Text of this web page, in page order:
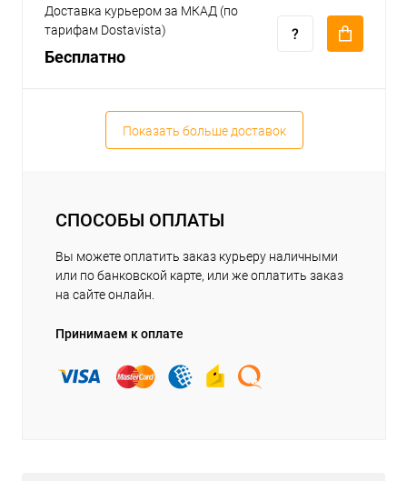
Доставка курьером за МКАД (по
тарифам Dostavista)
Бесплатно
Показать больше доставок
СПОСОБЫ ОПЛАТЫ
Вы можете оплатить заказ курьеру наличными
или по банковской карте, или же оплатить заказ
на сайте онлайн.
Принимаем к оплате